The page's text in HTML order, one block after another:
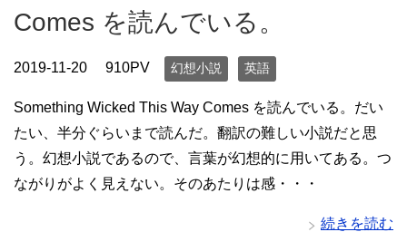
Comes を読んでいる。
2019-11-20 910PV 幻想小説 英語
Something Wicked This Way Comes を読んでいる。だい
たい、半分ぐらいまで読んだ。翻訳の難しい小説だと思
う。幻想小説であるので、言葉が幻想的に用いてある。つ
ながりがよく見えない。そのあたりは感・・・
続きを読む